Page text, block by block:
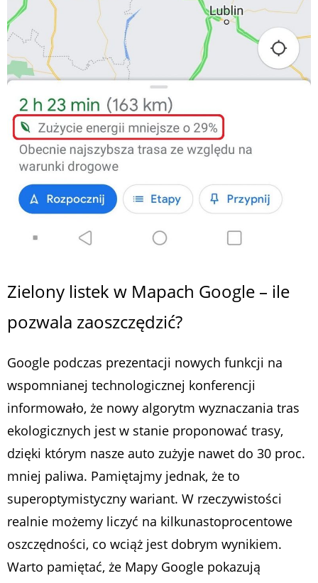
Zielony listek w Mapach Google – ile
pozwala zaoszczędzić?
Google podczas prezentacji nowych funkcji na
wspomnianej technologicznej konferencji
informowało, że nowy algorytm wyznaczania tras
ekologicznych jest w stanie proponować trasy,
dzięki którym nasze auto zużyje nawet do 30 proc.
mniej paliwa. Pamiętajmy jednak, że to
superoptymistyczny wariant. W rzeczywistości
realnie możemy liczyć na kilkunastoprocentowe
oszczędności, co wciąż jest dobrym wynikiem.
Warto pamiętać, że Mapy Google pokazują